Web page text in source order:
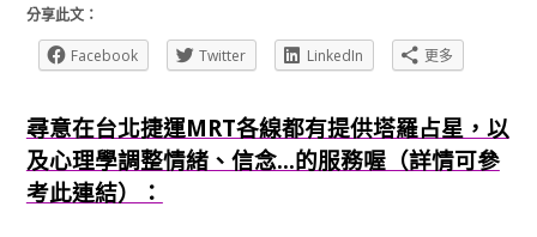
分享此文：
Facebook
Twitter LinkedIn 更多
尋意在台北捷運MRT各線都有提供塔羅占星，以
及心理學調整情緒、信念...的服務喔（詳情可參
考此連結）：